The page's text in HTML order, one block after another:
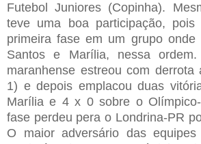
Futebol Juniores (Copinha).
teve uma boa participação,
primeira fase em um grupo onde
Santos e Marília, nessa
maranhense estreou com
1) e depois emplacou duas
Marília e 4 x 0 sobre o
fase perdeu pera o Londrina-PR
O maior adversário das